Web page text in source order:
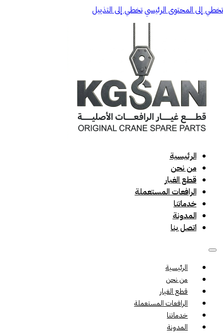
تخطي إلى المحتوى الرئيسيتخطي إلى التذييل
الرئيسية
من نحن
قطع الغيار
الرافعات المستعملة
خدماتنا
المدونة
اتصل بنا
الرئيسية
من نحن
قطع الغيار
الرافعات المستعملة
خدماتنا
المدونة